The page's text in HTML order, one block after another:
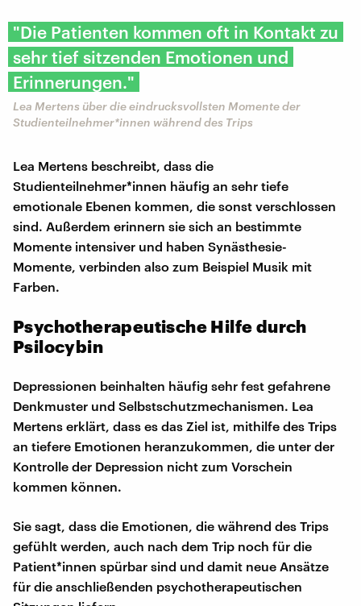
"Die Patienten kommen oft in Kontakt zu
sehr tief sitzenden Emotionen und
Erinnerungen."
Lea Mertens über die eindrucksvollsten Momente der
Studienteilnehmer*innen während des Trips
Lea Mertens beschreibt, dass die
Studienteilnehmer*innen häufig an sehr tiefe
emotionale Ebenen kommen, die sonst verschlossen
sind. Außerdem erinnern sie sich an bestimmte
Momente intensiver und haben Synästhesie-
Momente, verbinden also zum Beispiel Musik mit
Farben.
Psychotherapeutische Hilfe durch
Psilocybin
Depressionen beinhalten häufig sehr fest gefahrene
Denkmuster und Selbstschutzmechanismen. Lea
Mertens erklärt, dass es das Ziel ist, mithilfe des Trips
an tiefere Emotionen heranzukommen, die unter der
Kontrolle der Depression nicht zum Vorschein
kommen können.
Sie sagt, dass die Emotionen, die während des Trips
gefühlt werden, auch nach dem Trip noch für die
Patient*innen spürbar sind und damit neue Ansätze
für die anschließenden psychotherapeutischen